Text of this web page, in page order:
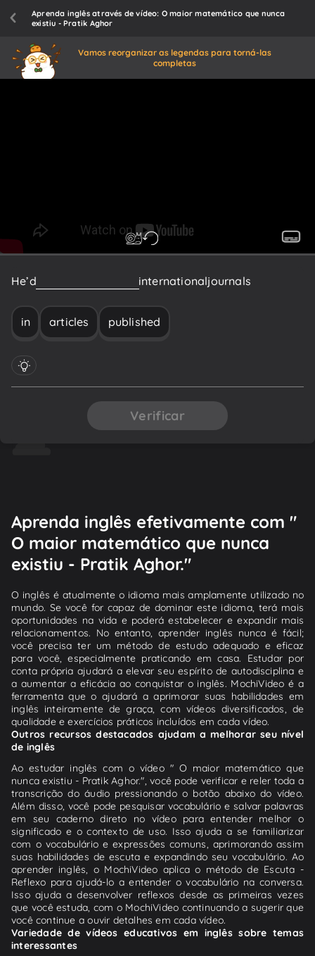
Aprenda inglês através de vídeo: O maior matemático que nunca
existiu - Pratik Aghor
Vamos reorganizar as legendas para torná-las
completas
He’d internationaljournals
in articles published
Verificar
Aprenda inglês efetivamente com "
O maior matemático que nunca
existiu - Pratik Aghor."
O inglês é atualmente o idioma mais amplamente utilizado no
mundo. Se você for capaz de dominar este idioma, terá mais
oportunidades na vida e poderá estabelecer e expandir mais
relacionamentos. No entanto, aprender inglês nunca é fácil;
você precisa ter um método de estudo adequado e eficaz
para você, especialmente praticando em casa. Estudar por
conta própria ajudará a elevar seu espírito de autodisciplina e
a aumentar a eficácia ao conquistar o inglês. MochiVideo é a
ferramenta que o ajudará a aprimorar suas habilidades em
inglês inteiramente de graça, com vídeos diversificados, de
qualidade e exercícios práticos incluídos em cada vídeo.
Outros recursos destacados ajudam a melhorar seu nível
de inglês
Ao estudar inglês com o vídeo " O maior matemático que
nunca existiu - Pratik Aghor.", você pode verificar e reler toda a
transcrição do áudio pressionando o botão abaixo do vídeo.
Além disso, você pode pesquisar vocabulário e salvar palavras
em seu caderno direto no vídeo para entender melhor o
significado e o contexto de uso. Isso ajuda a se familiarizar
com o vocabulário e expressões comuns, aprimorando assim
suas habilidades de escuta e expandindo seu vocabulário. Ao
aprender inglês, o MochiVideo aplica o método de Escuta -
Reflexo para ajudá-lo a entender o vocabulário na conversa.
Isso ajuda a desenvolver reflexos desde as primeiras vezes
que você estuda, com o MochiVideo continuando a sugerir que
você continue a ouvir detalhes em cada vídeo.
Variedade de vídeos educativos em inglês sobre temas
interessantes